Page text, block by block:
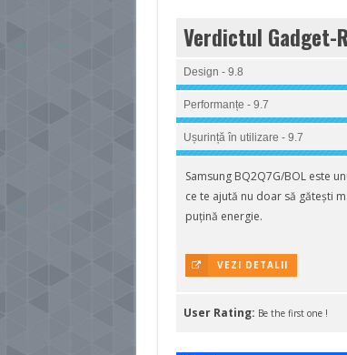
Verdictul Gadget-
Design - 9.8
Performanțe - 9.7
Ușurință în utilizare - 9.7
Samsung BQ2Q7G/BOL este
ce te ajută nu doar să gătești
puțină energie.
VEZI DETALII
User Rating: Be the first one !